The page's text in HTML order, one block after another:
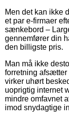
Men det kan ikke
et par e-firmaer
sænkebord –
gennemfører din
den billigste pris.
Man må ikke
forretning afsætter
virker uhørt
uoprigtig internet
mindre omfavnet
imod snydagtige